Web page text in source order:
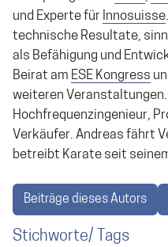
und Experte für Innosuisse
technische Resultate,
als Befähigung und
Beirat am ESE Kongress
weiteren Veranstaltungen.
Hochfrequenzingenieur,
Verkäufer. Andreas fährt
betreibt Karate seit
Beiträge dieses Autors
Stichworte/ Tags